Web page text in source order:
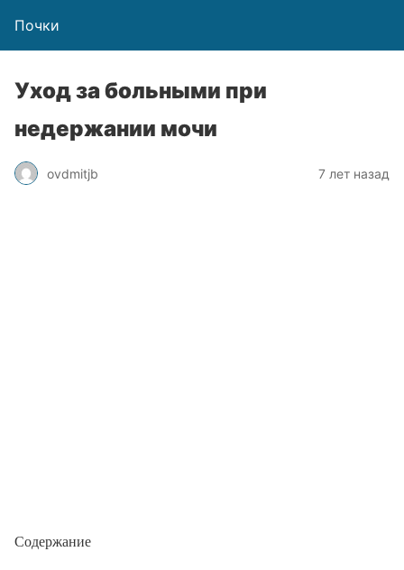
Почки
Уход за больными при
недержании мочи
ovdmitjb 7 лет назад
Содержание